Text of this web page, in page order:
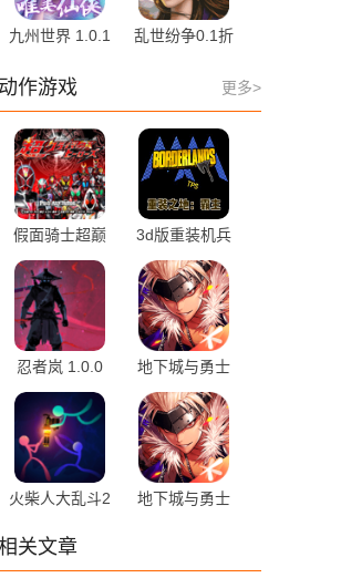
九州世界 1.0.1
乱世纷争0.1折
更多>
动作游戏
假面骑士超巅
峰英雄全人物
解锁版 1.0.0
3d版重装机兵
ol v0.1.1 最新
版
忍者岚 1.0.0
官方版
地下城与勇士
起源国服
127.5.6.0 最新
版
火柴人大乱斗2
地下城与勇士
版
关文章